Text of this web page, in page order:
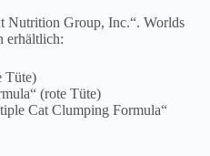
Nutrition Group, Inc.“. Worlds
erhältlich:
Tüte)
(rote Tüte)
Cat Clumping Formula“